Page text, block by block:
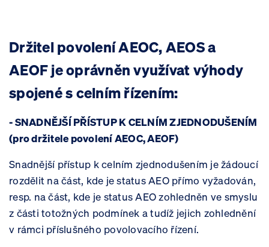
Držitel povolení AEOC, AEOS a
AEOF je oprávněn využívat výhody
spojené s celním řízením:
- SNADNĚJŠÍ PŘÍSTUP K CELNÍM ZJEDNODUŠENÍM
(pro držitele povolení AEOC, AEOF)
Snadnější přístup k celním zjednodušením je žádoucí
rozdělit na část, kde je status AEO přímo vyžadován,
resp. na část, kde je status AEO zohledněn ve smyslu
z části totožných podmínek a tudíž jejich zohlednění
v rámci příslušného povolovacího řízení.